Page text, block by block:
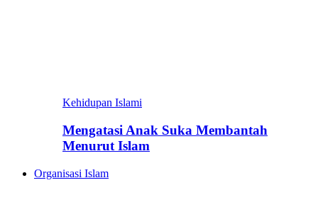
Kehidupan Islami
Mengatasi Anak Suka Membantah
Menurut Islam
Organisasi Islam